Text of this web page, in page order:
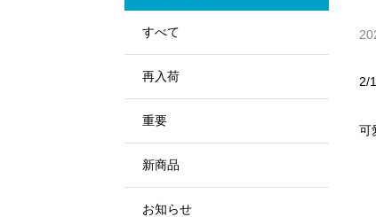
2/
可
すべて
再入荷
重要
新商品
お知らせ